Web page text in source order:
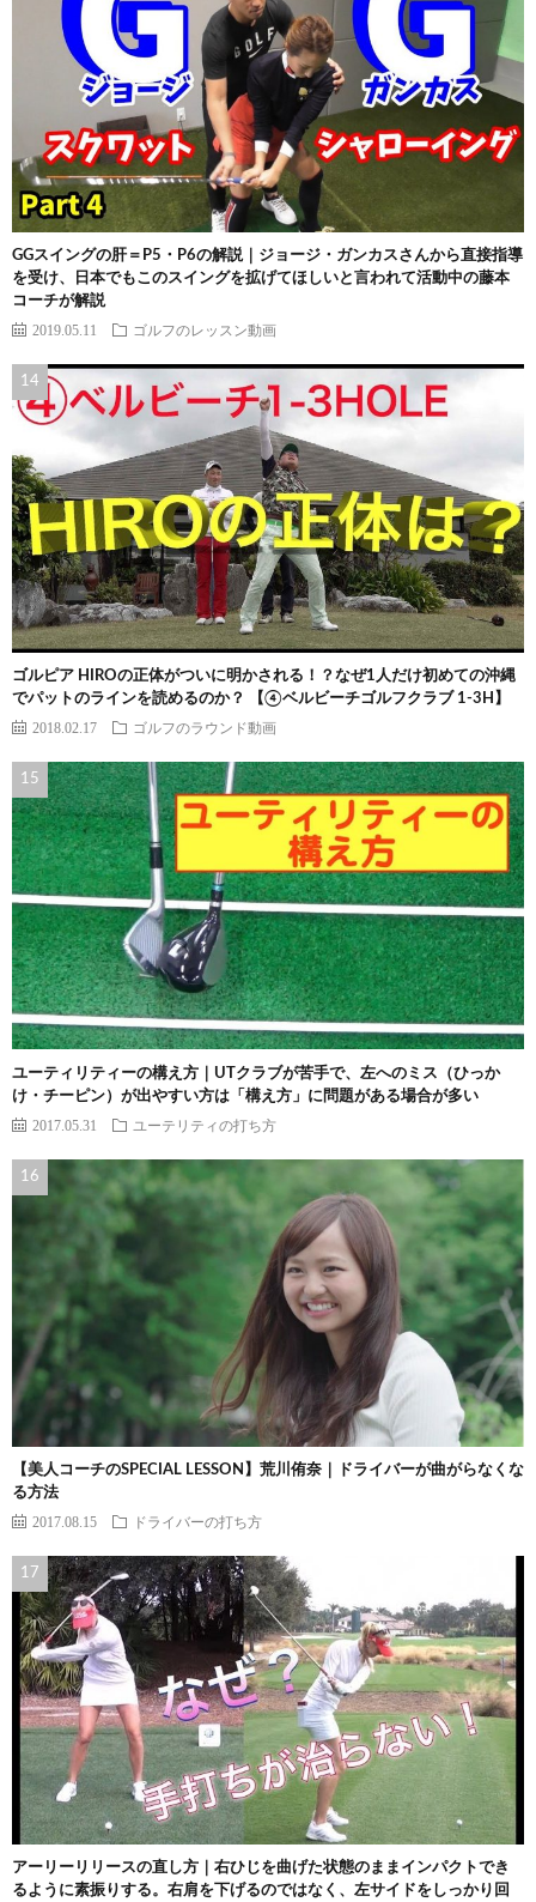
GGスイングの肝＝P5・P6の解説｜ジョージ・ガンカスさんから直接指導
を受け、日本でもこのスイングを拡げてほしいと言われて活動中の藤本
コーチが解説
2019.05.11 ゴルフのレッスン動画
ゴルピア HIROの正体がついに明かされる！？なぜ1人だけ初めての沖縄
でパットのラインを読めるのか？ 【④ベルビーチゴルフクラブ 1-3H】
2018.02.17 ゴルフのラウンド動画
ユーティリティーの構え方｜UTクラブが苦手で、左へのミス（ひっか
け・チーピン）が出やすい方は「構え方」に問題がある場合が多い
2017.05.31 ユーテリティの打ち方
【美人コーチのSPECIAL LESSON】荒川侑奈｜ドライバーが曲がらなくな
る方法
2017.08.15 ドライバーの打ち方
アーリーリリースの直し方｜右ひじを曲げた状態のままインパクトでき
るように素振りする。右肩を下げるのではなく、左サイドをしっかり回